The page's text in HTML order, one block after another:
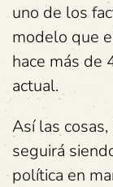
uno de los
modelo que
hace más de
actual.
Así las
seguirá
política en